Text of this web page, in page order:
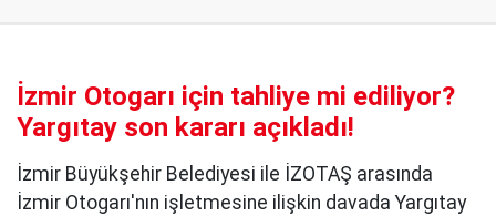
İzmir Otogarı için tahliye mi ediliyor?
Yargıtay son kararı açıkladı!
İzmir Büyükşehir Belediyesi ile İZOTAŞ arasında
İzmir Otogarı'nın işletmesine ilişkin davada Yargıtay